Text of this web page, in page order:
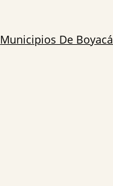
Municipios De Boyacá